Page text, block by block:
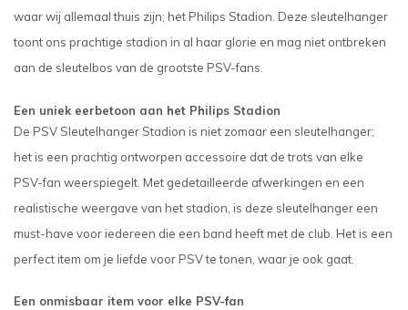
waar wij allemaal thuis zijn; het Philips Stadion. Deze sleutelhanger
toont ons prachtige stadion in al haar glorie en mag niet ontbreken
aan de sleutelbos van de grootste PSV-fans.
Een uniek eerbetoon aan het Philips Stadion
De PSV Sleutelhanger Stadion is niet zomaar een sleutelhanger;
het is een prachtig ontworpen accessoire dat de trots van elke
PSV-fan weerspiegelt. Met gedetailleerde afwerkingen en een
realistische weergave van het stadion, is deze sleutelhanger een
must-have voor iedereen die een band heeft met de club. Het is een
perfect item om je liefde voor PSV te tonen, waar je ook gaat.
Een onmisbaar item voor elke PSV-fan